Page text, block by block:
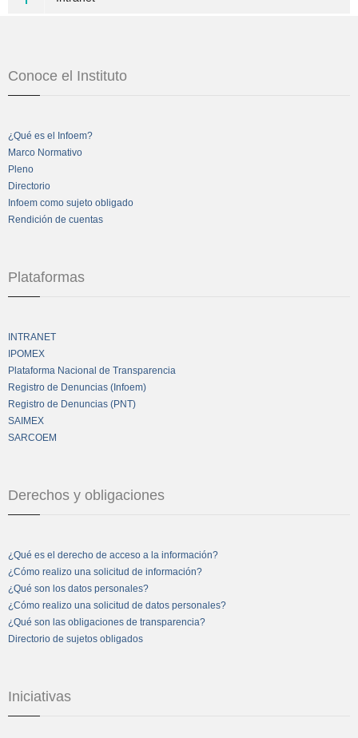
Conoce el Instituto
¿Qué es el Infoem?
Marco Normativo
Pleno
Directorio
Infoem como sujeto obligado
Rendición de cuentas
Plataformas
INTRANET
IPOMEX
Plataforma Nacional de Transparencia
Registro de Denuncias (Infoem)
Registro de Denuncias (PNT)
SAIMEX
SARCOEM
Derechos y obligaciones
¿Qué es el derecho de acceso a la información?
¿Cómo realizo una solicitud de información?
¿Qué son los datos personales?
¿Cómo realizo una solicitud de datos personales?
¿Qué son las obligaciones de transparencia?
Directorio de sujetos obligados
Iniciativas